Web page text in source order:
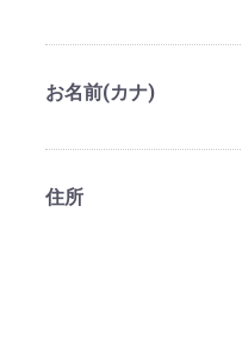
お名前(カナ)
住所